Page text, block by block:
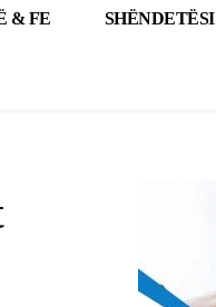
& FE SHËNDETËSI